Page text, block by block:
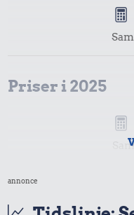
Priser i 2025
Udvalgte varer fra
annonce